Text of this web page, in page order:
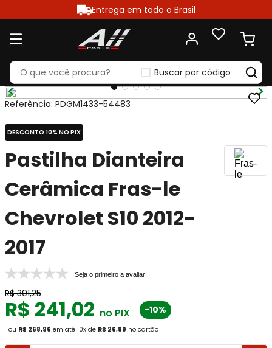
Entrega em todo o Brasil
Buscar por código
Referência: PDGM1433-54483
DESCONTO 10% NO PIX
Pastilha Dianteira
Cerâmica Fras-le
Chevrolet S10 2012-
2017
Seja o primeiro a avaliar
R$ 301,25
R$ 241,02 no PIX -10%
ou R$ 268,96 em até 10x de R$ 26,89 no cartão